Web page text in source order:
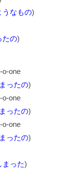
うなもの)
たの)
o-one
ったの)
o-one
ったの)
o-one
ったの)
った)